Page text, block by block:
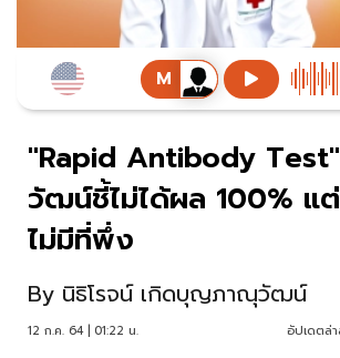
"Rapid Antibody
วัฒน์ชี้ไม่ได้ผล 100% แต่
ไม่มีที่พึ่ง
By นิธิโรจน์ เกิดบุญภาณุวัฒน์
12 ก.ค. 64 | 01:22 น. อัปเดตล่